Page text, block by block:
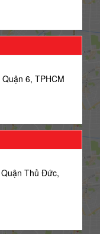
6, TPHCM
Thủ Đức,